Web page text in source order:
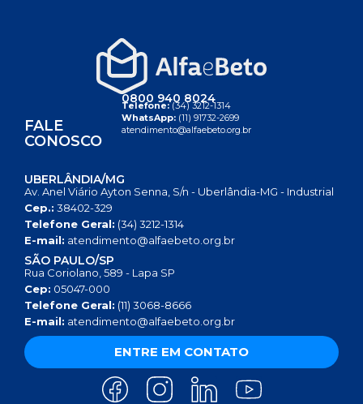
FALE
CONOSCO
0800 940 8024
Telefone:(34) 3212-1314
WhatsApp: (11) 91732-2699
atendimento@alfaebeto.org.br
UBERLÂNDIA/MG
Av. Anel Viário Ayton Senna, S/n - Uberlândia-MG - Industrial
Cep.: 38402-329
Telefone Geral: (34) 3212-1314
E-mail: atendimento@alfaebeto.org.br
SÃO PAULO/SP
Rua Coriolano, 589 - Lapa SP
Cep: 05047-000
Telefone Geral: (11) 3068-8666
E-mail: atendimento@alfaebeto.org.br
ENTRE EM CONTATO